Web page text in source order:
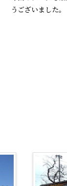
うございました。